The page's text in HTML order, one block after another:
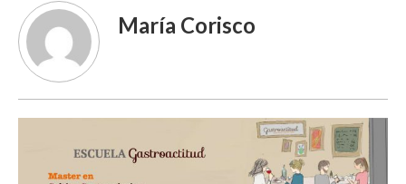
María Corisco